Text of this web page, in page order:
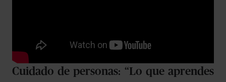
Cuidado de personas: “Lo que aprendes